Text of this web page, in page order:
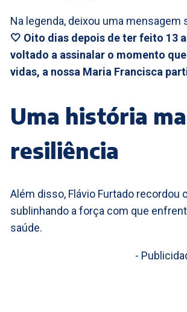
Na legenda, deixou uma mensagem
🤍 Oito dias depois de ter feito 13
voltado a assinalar o momento
vidas, a nossa Maria Francisca
Uma história
resiliência
Além disso, Flávio Furtado recordou
sublinhando a força com que
saúde.
-